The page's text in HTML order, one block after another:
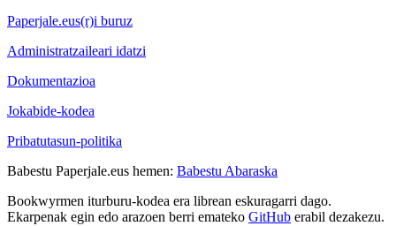
Paperjale.eus(r)i buruz
Administratzaileari idatzi
Dokumentazioa
Jokabide-kodea
Pribatutasun-politika
Babestu Paperjale.eus hemen: Babestu Abaraska
Bookwyrmen iturburu-kodea era librean eskuragarri dago.
Ekarpenak egin edo arazoen berri emateko GitHub erabil dezakezu.